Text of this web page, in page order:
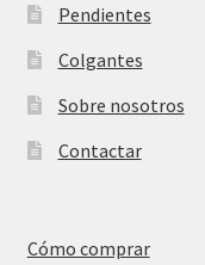
Pendientes
Colgantes
Sobre nosotros
Contactar
Cómo comprar